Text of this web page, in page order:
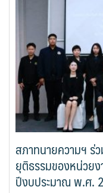
สภาทนายความฯ ร่
ยุติธรรมของหน่วยง
ปีงบประมาณ พ.ศ.